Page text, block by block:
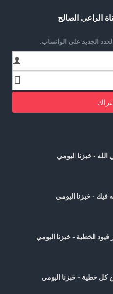
الراعي الصالح
الجديد على الواتساب.
الله - خبزنا اليومي
فيك - خبزنا اليومي
الخطية - خبزنا اليومي
كل خطية - خبزنا اليومي